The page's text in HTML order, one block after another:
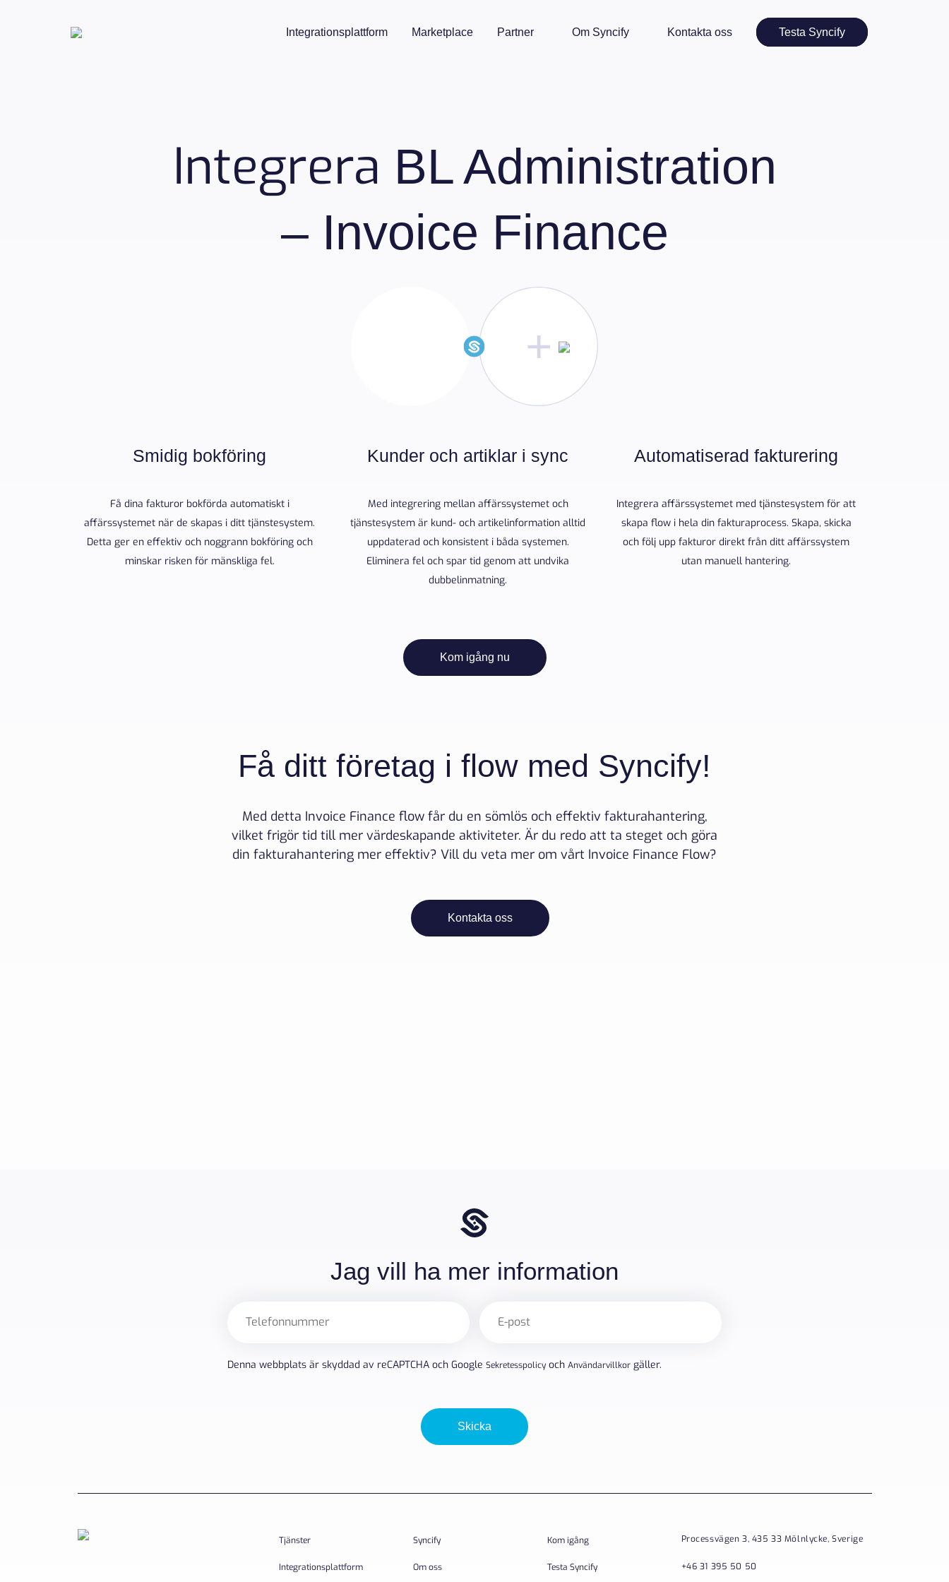
Integrationsplattform Marketplace Partner Om Syncify Kontakta oss Testa Syncify
Integrera BL Administration
– Invoice Finance
Smidig bokföring
Få dina fakturor bokförda automatiskt i
affärssystemet när de skapas i ditt tjänstesystem.
Detta ger en effektiv och noggrann bokföring och
minskar risken för mänskliga fel.
Kunder och artiklar i sync
Med integrering mellan affärssystemet och
tjänstesystem är kund- och artikelinformation alltid
uppdaterad och konsistent i båda systemen.
Eliminera fel och spar tid genom att undvika
dubbelinmatning.
Automatiserad fakturering
Integrera affärssystemet med tjänstesystem för att
skapa flow i hela din fakturaprocess. Skapa, skicka
och följ upp fakturor direkt från ditt affärssystem
utan manuell hantering.
Kom igång nu
Få ditt företag i flow med Syncify!
Med detta Invoice Finance flow får du en sömlös och effektiv fakturahantering,
vilket frigör tid till mer värdeskapande aktiviteter. Är du redo att ta steget och göra
din fakturahantering mer effektiv? Vill du veta mer om vårt Invoice Finance Flow?
Kontakta oss
Jag vill ha mer information
post
Denna webbplats är skyddad av reCAPTCHA och Google Sekretesspolicy och Användarvillkor gäller.
Skicka
Tjänster
Integrationsplattform
Syncify
Om oss
Kom igång
Testa Syncify
Processvägen 3, 435 33 Mölnlycke, Sverige
+46 31 395 50 50